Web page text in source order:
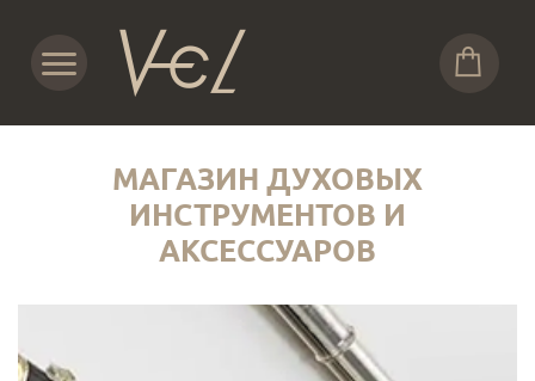
МАГАЗИН ДУХОВЫХ
ИНСТРУМЕНТОВ И
АКСЕССУАРОВ